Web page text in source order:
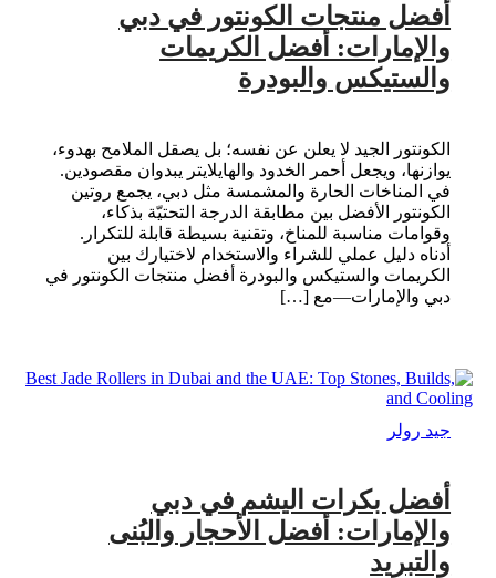
أفضل منتجات الكونتور في دبي
والإمارات: أفضل الكريمات
والستيكس والبودرة
الكونتور الجيد لا يعلن عن نفسه؛ بل يصقل الملامح بهدوء،
يوازنها، ويجعل أحمر الخدود والهايلايتر يبدوان مقصودين.
في المناخات الحارة والمشمسة مثل دبي، يجمع روتين
الكونتور الأفضل بين مطابقة الدرجة التحتيّة بذكاء،
وقوامات مناسبة للمناخ، وتقنية بسيطة قابلة للتكرار.
أدناه دليل عملي للشراء والاستخدام لاختيارك بين
الكريمات والستيكس والبودرة أفضل منتجات الكونتور في
دبي والإمارات—مع […]
جيد رولر
أفضل بكرات اليشم في دبي
والإمارات: أفضل الأحجار والبُنى
والتبريد